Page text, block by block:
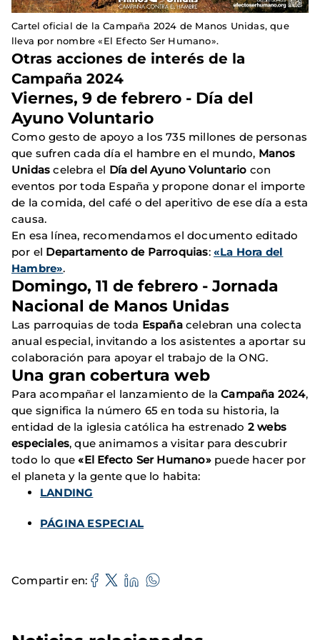
Cartel oficial de la Campaña 2024 de Manos Unidas, que
lleva por nombre «El Efecto Ser Humano».
Otras acciones de interés de la
Campaña 2024
Viernes, 9 de febrero - Día del
Ayuno Voluntario
Como gesto de apoyo a los 735 millones de personas
que sufren cada día el hambre en el mundo, Manos
Unidas celebra el Día del Ayuno Voluntario con
eventos por toda España y propone donar el importe
de la comida, del café o del aperitivo de ese día a esta
causa.
En esa línea, recomendamos el documento editado
por el Departamento de Parroquias:«La Hora del
Hambre».
Domingo, 11 de febrero - Jornada
Nacional de Manos Unidas
Las parroquias de toda Españacelebran una colecta
anual especial, invitando a los asistentes a aportar su
colaboración para apoyar el trabajo de la ONG.
Una gran cobertura web
Para acompañar el lanzamiento de laCampaña 2024,
que significa la número 65 en toda su historia, la
entidad de la iglesia católica ha estrenado 2 webs
especiales, que animamos a visitar para descubrir
todo lo que«El Efecto Ser Humano»puede hacer por
el planeta y la gente que lo habita:
LANDING
PÁGINA ESPECIAL
Compartir en